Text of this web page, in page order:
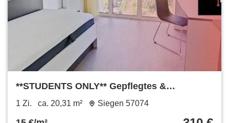
**STUDENTS ONLY** Gepflegtes &
möbliertes Apartment mit Küche und Bad
1 Zi. ca. 20,31 m² Siegen 57074